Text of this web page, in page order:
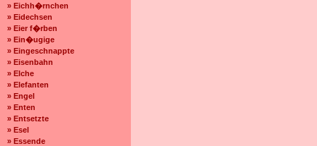
» Eichh�rnchen
» Eidechsen
» Eier f�rben
» Ein�ugige
» Eingeschnappte
» Eisenbahn
» Elche
» Elefanten
» Engel
» Enten
» Entsetzte
» Esel
» Essende